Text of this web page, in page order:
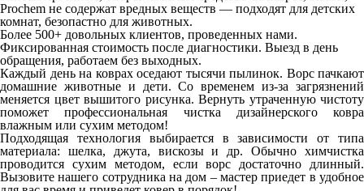
Prochem не содержат вредных веществ — подходят для детских
комнат, безопастно для животных.
Более 500+ довольных клиентов, проведенных нами.
Фиксированная стоимость после диагностики. Выезд в день
обращения, работаем без выходных.
Каждый день на коврах оседают тысячи пылинок. Ворс пачкают
домашние животные и дети. Со временем из-за загрязнений
меняется цвет вышитого рисунка. Вернуть утраченную чистоту
поможет профессиональная чистка дизайнерского ковра
влажным или сухим методом!
Подходящая технология выбирается в зависимости от типа
материала: шелка, джута, вискозы и др. Обычно химчистка
проводится сухим методом, если ворс достаточно длинный.
Вызовите нашего сотрудника на дом – мастер приедет в удобное